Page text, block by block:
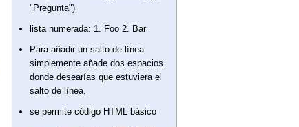
"Pregunta")
lista numerada: 1. Foo 2. Bar
Para añadir un salto de línea
simplemente añade dos espacios
donde desearías que estuviera el
salto de línea.
se permite código HTML básico